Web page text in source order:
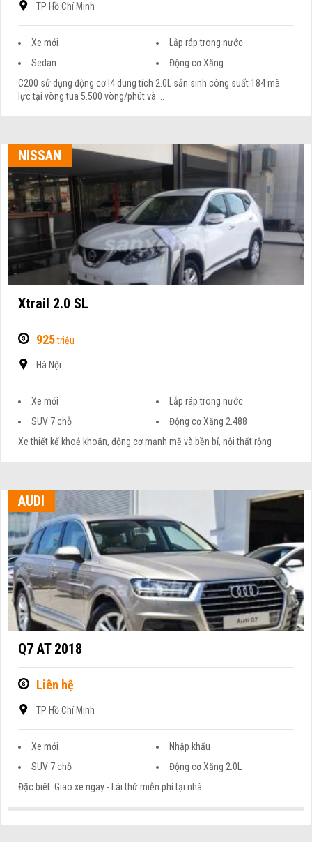
TP Hồ Chí Minh
Xe mới
Lắp ráp trong nước
Sedan
Động cơ Xăng
C200 sử dụng động cơ I4 dung tích 2.0L sản sinh công suất 184 mã
lực tại vòng tua 5.500 vòng/phút và ...
NISSAN
Xtrail 2.0 SL
925triệu
Hà Nội
Xe mới
Lắp ráp trong nước
SUV 7 chỗ
Động cơ Xăng 2.488
Xe thiết kế khoẻ khoắn, động cơ mạnh mẽ và bền bỉ, nội thất rộng
AUDI
Q7 AT 2018
Liên hệ
TP Hồ Chí Minh
Xe mới
Nhập khẩu
SUV 7 chỗ
Động cơ Xăng 2.0L
Đặc biêt: Giao xe ngay - Lái thử miễn phí tại nhà